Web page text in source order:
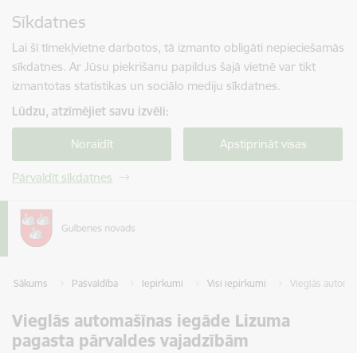
Sīkdatnes
Lai šī tīmekļvietne darbotos, tā izmanto obligāti nepieciešamās
sīkdatnes. Ar Jūsu piekrišanu papildus šajā vietnē var tikt
izmantotas statistikas un sociālo mediju sīkdatnes.
Lūdzu, atzīmējiet savu izvēli:
Noraidīt Apstiprināt visas
Pārvaldīt sīkdatnes
Sākums Pašvaldība Iepirkumi Visi iepirkumi Vieglās
Vieglās automašīnas iegāde Lizuma
pagasta pārvaldes vajadzībām